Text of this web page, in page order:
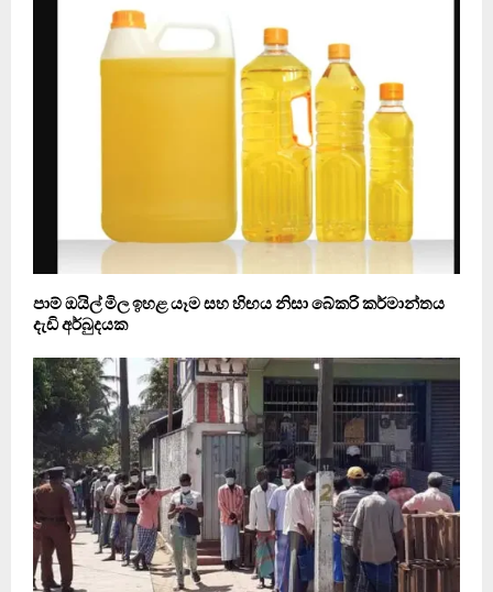
පාම් ඔයිල් මිල ඉහළ යෑම සහ හිඟය නිසා බේකරි කර්මාන්තය
දැඩි අර්බුදයක